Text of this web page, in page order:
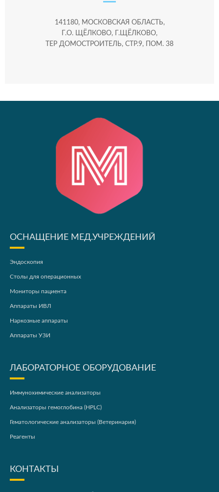
141180, МОСКОВСКАЯ ОБЛАСТЬ,
Г.О. ЩЁЛКОВО, Г.ЩЁЛКОВО,
ТЕР ДОМОСТРОИТЕЛЬ, СТР.9, ПОМ. 38
ОСНАЩЕНИЕ МЕД.УЧРЕЖДЕНИЙ
Эндоскопия
Столы для операционных
Мониторы пациента
Аппараты ИВЛ
Наркозные аппараты
Аппараты УЗИ
ЛАБОРАТОРНОЕ ОБОРУДОВАНИЕ
Иммунохимические анализаторы
Анализаторы гемоглобина (HPLC)
Гематологические анализаторы (Ветеринария)
Реагенты
КОНТАКТЫ